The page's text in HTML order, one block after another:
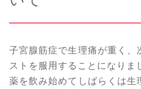
子宮腺筋症で生理痛が重く
ストを服用することになりま
薬を飲み始めてしばらくは生